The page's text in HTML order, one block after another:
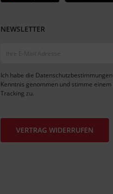
NEWSLETTER
Ich habe die Datenschutzbestimmungen
Kenntnis genommen und stimme einem
Tracking zu.
VERTRAG WIDERRUFEN